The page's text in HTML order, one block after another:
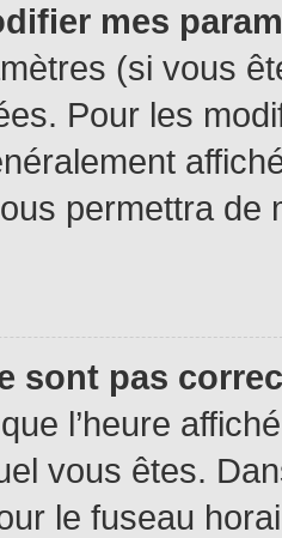
mes
(si vous
Pour les
permettra de
sont pas
l’heure
vous êtes.
le fuseau